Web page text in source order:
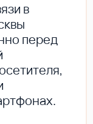
в
перед